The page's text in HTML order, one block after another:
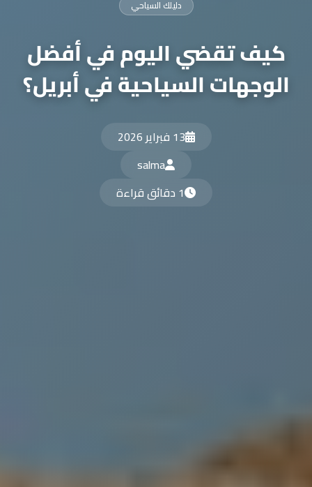
دليلك السياحي
كيف تقضي اليوم في أفضل
الوجهات السياحية في أبريل؟
13 فبراير 2026
salma
1 دقائق قراءة